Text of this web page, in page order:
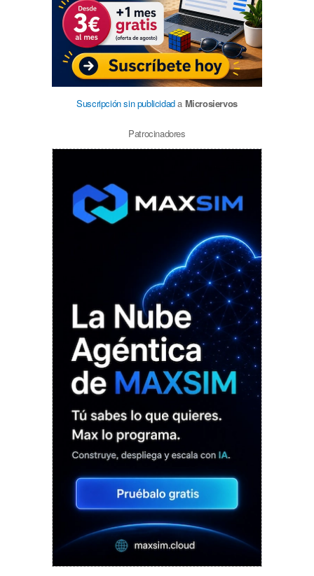
Suscripción sin publicidada Microsiervos
Patrocinadores